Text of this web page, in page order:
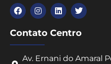
Contato Centro
Av. Ernani do Amaral